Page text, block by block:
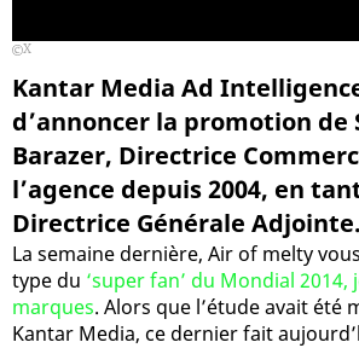
X
Kantar Media Ad
d’annoncer la promotion de
Barazer, Directrice
l’agence depuis 2004, en
Directrice Générale Adjointe.
La semaine dernière, Air of melty
type du ‘super fan’ du Mondial
marques. Alors que l’étude avait été
Kantar Media, ce dernier fait